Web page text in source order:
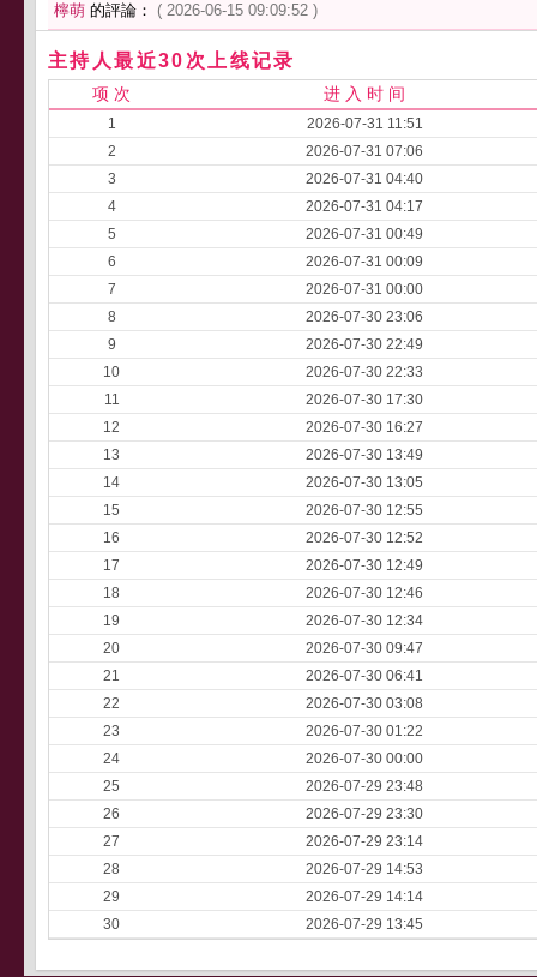
檸萌 的評論： ( 2026-06-15 09:09:52 )
主持人最近30次上线记录
项 次 进 入 时 间
1
2026-07-31 11:51
2
2026-07-31 07:06
3
2026-07-31 04:40
4
2026-07-31 04:17
5
2026-07-31 00:49
6
2026-07-31 00:09
7
2026-07-31 00:00
8
2026-07-30 23:06
9
2026-07-30 22:49
10
2026-07-30 22:33
11
2026-07-30 17:30
12
2026-07-30 16:27
13
2026-07-30 13:49
14
2026-07-30 13:05
15
2026-07-30 12:55
16
2026-07-30 12:52
17
2026-07-30 12:49
18
2026-07-30 12:46
19
2026-07-30 12:34
20
2026-07-30 09:47
21
2026-07-30 06:41
22
2026-07-30 03:08
23
2026-07-30 01:22
24
2026-07-30 00:00
25
2026-07-29 23:48
26
2026-07-29 23:30
27
2026-07-29 23:14
28
2026-07-29 14:53
29
2026-07-29 14:14
30
2026-07-29 13:45